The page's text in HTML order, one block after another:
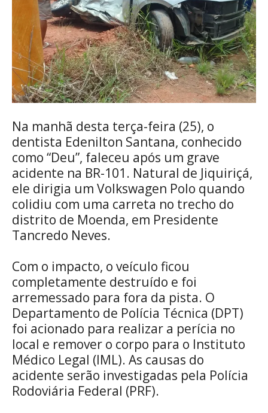
Na manhã desta terça-feira (25), o
dentista Edenilton Santana, conhecido
como “Deu”, faleceu após um grave
acidente na BR-101. Natural de Jiquiriçá,
ele dirigia um Volkswagen Polo quando
colidiu com uma carreta no trecho do
distrito de Moenda, em Presidente
Tancredo Neves.
Com o impacto, o veículo ficou
completamente destruído e foi
arremessado para fora da pista. O
Departamento de Polícia Técnica (DPT)
foi acionado para realizar a perícia no
local e remover o corpo para o Instituto
Médico Legal (IML). As causas do
acidente serão investigadas pela Polícia
Rodoviária Federal (PRF).